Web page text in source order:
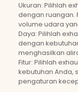
Ukuran: Pilihlah
dengan ruangan.
volume udara
Daya: Pilihlah
dengan
menghasilkan
Fitur: Pilihlah
kebutuhan Anda,
pengaturan